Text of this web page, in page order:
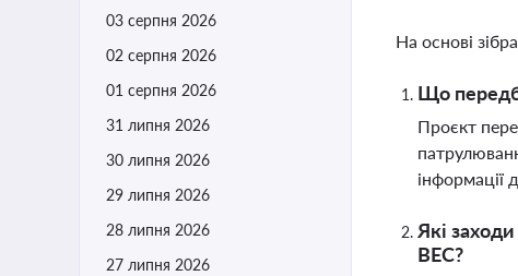
03 серпня 2026
02 серпня 2026
01 серпня 2026
31 липня 2026
30 липня 2026
29 липня 2026
28 липня 2026
27 липня 2026
На основі
Що
Проєкт
інформації
Які
ВЕС?